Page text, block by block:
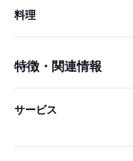
料理
特徴・関連情報
サービス